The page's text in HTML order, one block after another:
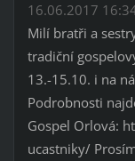
16.06.2017
Milí bratři a
tradiční
13.-15.10. i na
Podrobnosti
Gospel Orlová:
ucastniky/